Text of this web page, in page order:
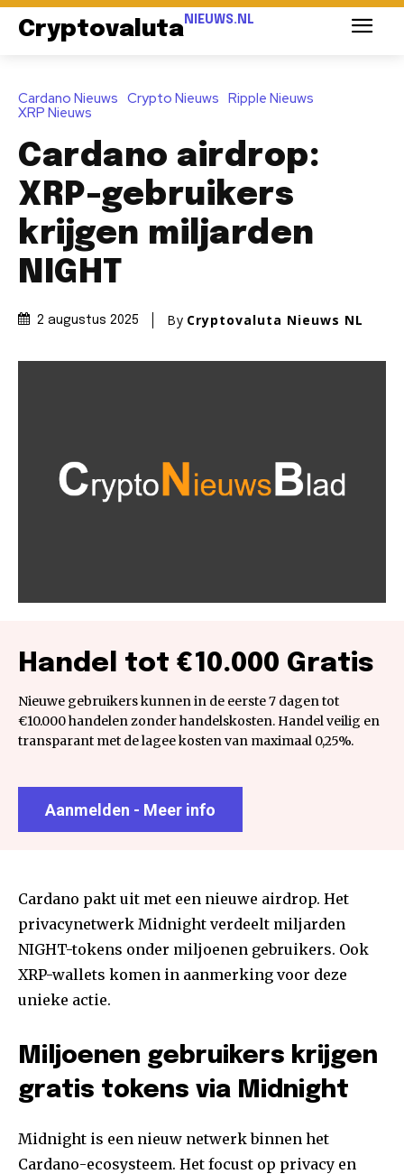
Cryptovaluta NIEUWS.NL
Cardano Nieuws Crypto Nieuws Ripple Nieuws
XRP Nieuws
Cardano airdrop:
XRP-gebruikers
krijgen miljarden
NIGHT
2 augustus 2025 By Cryptovaluta Nieuws NL
Handel tot €10.000 Gratis
Nieuwe gebruikers kunnen in de eerste 7 dagen tot
€10.000 handelen zonder handelskosten. Handel veilig en
transparant met de lagee kosten van maximaal 0,25%.
Aanmelden - Meer info
Cardano pakt uit met een nieuwe airdrop. Het
privacynetwerk Midnight verdeelt miljarden
NIGHT-tokens onder miljoenen gebruikers. Ook
XRP-wallets komen in aanmerking voor deze
unieke actie.
Miljoenen gebruikers krijgen
gratis tokens via Midnight
Midnight is een nieuw netwerk binnen het
Cardano-ecosysteem. Het focust op privacy en